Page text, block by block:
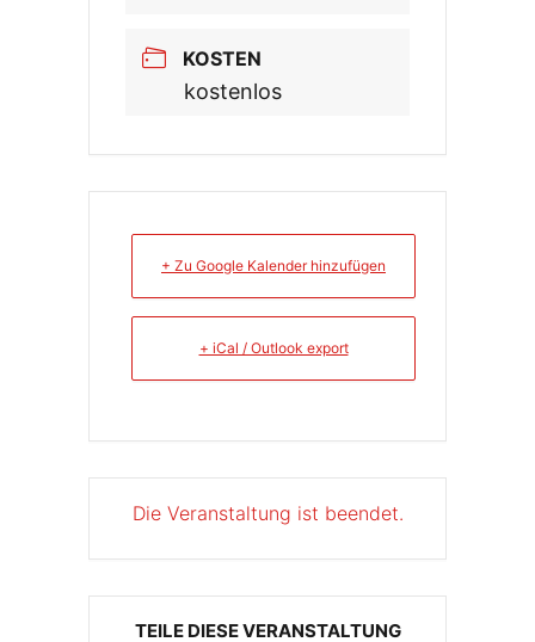
KOSTEN
kostenlos
+ Zu Google Kalender hinzufügen
+ iCal / Outlook export
Die Veranstaltung ist beendet.
TEILE DIESE VERANSTALTUNG